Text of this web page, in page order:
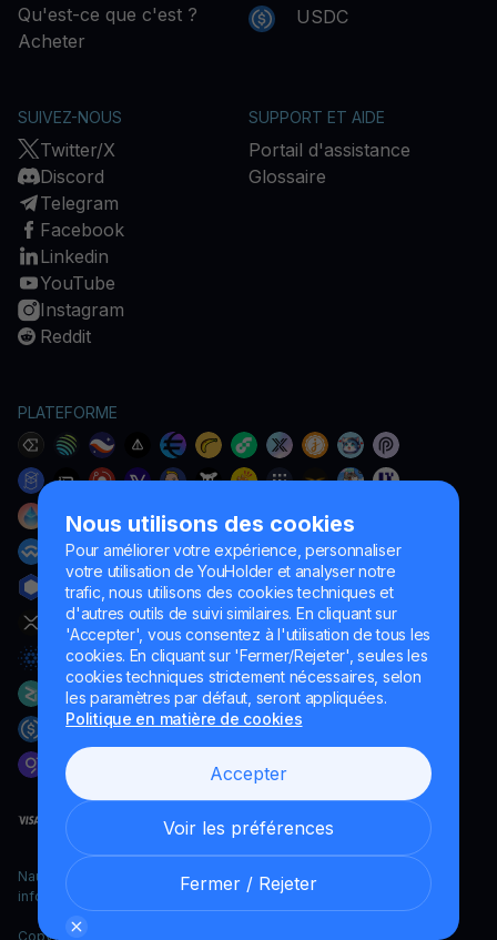
Nous utilisons des cookies
Pour améliorer votre expérience, personnaliser
votre utilisation de YouHolder et analyser notre
trafic, nous utilisons des cookies techniques et
d'autres outils de suivi similaires. En cliquant sur
'Accepter', vous consentez à l'utilisation de tous les
cookies. En cliquant sur 'Fermer/Rejeter', seules les
cookies techniques strictement nécessaires, selon
les paramètres par défaut, seront appliquées.
Politique en matière de cookies
Accepter
Voir les préférences
Fermer / Rejeter
Qu'est-ce que c'est ?
Acheter
USDC
SUIVEZ-NOUS
Twitter/X
Discord
Telegram
Facebook
Linkedin
YouTube
Instagram
Reddit
SUPPORT ET AIDE
Portail d'assistance
Glossaire
PLATEFORME
Naumard LTD. – uniquement à des fins de développement
informatique, de recherche et de marketing
Copyright YouHodler, 2026.